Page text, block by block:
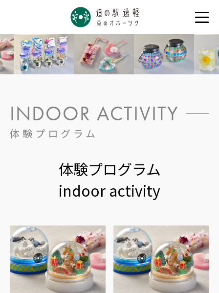
INDOOR ACTIVITY
体験プログラム
体験プログラム
indoor activity